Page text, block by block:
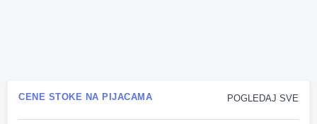
POGLEDAJ SVE
CENE STOKE NA PIJACAMA